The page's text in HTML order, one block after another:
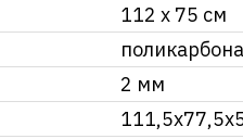
112 х 75 см
2 мм